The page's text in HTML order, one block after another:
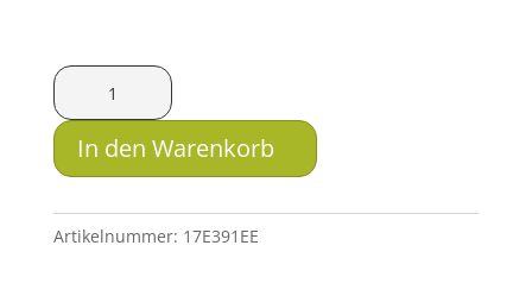
Garmin
tactix
8
-
mm
In den Warenkorb
Artikelnummer: 17E391EE